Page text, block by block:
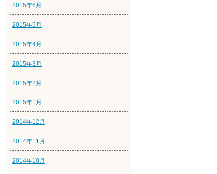
2015年6月
2015年5月
2015年4月
2015年3月
2015年2月
2015年1月
2014年12月
2014年11月
2014年10月